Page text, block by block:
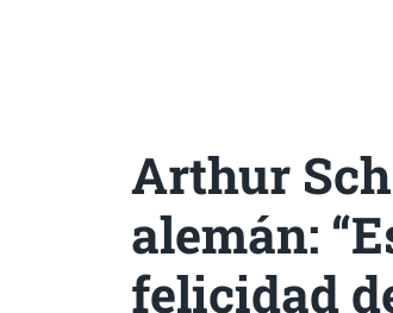
Arthur
alemán:
felicidad